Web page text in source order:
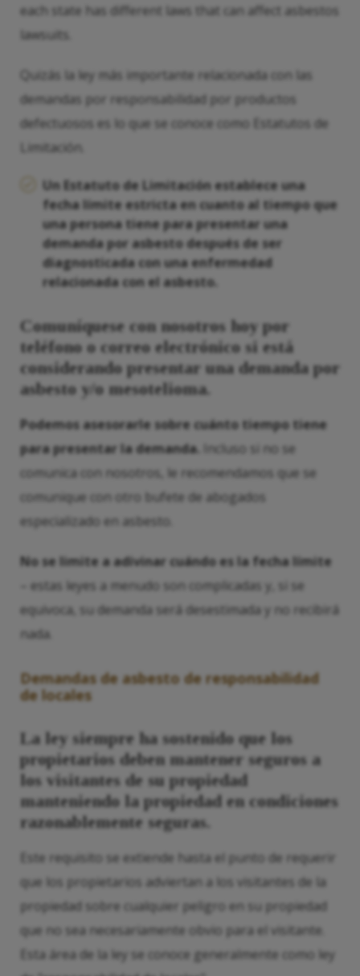
each state has different laws that can affect asbestos
lawsuits.
Quizás la ley más importante relacionada con las
demandas por responsabilidad por productos
defectuosos es lo que se conoce como Estatutos de
Limitación.
Un Estatuto de Limitación establece una
fecha límite estricta en cuanto al tiempo que
una persona tiene para presentar una
demanda por asbesto después de ser
diagnosticada con una enfermedad
relacionada con el asbesto.
Comuníquese con nosotros hoy por
teléfono o correo electrónico si está
considerando presentar una demanda por
asbesto y/o mesotelioma.
Podemos asesorarle sobre cuánto tiempo tiene
para presentar la demanda.
Incluso si no se
comunica con nosotros, le recomendamos que se
comunique con otro bufete de abogados
especializado en asbesto.
No se limite a adivinar cuándo es la fecha límite
– estas leyes a menudo son complicadas y, si se
equivoca, su demanda será desestimada y no recibirá
nada.
Demandas de asbesto de responsabilidad
de locales
La ley siempre ha sostenido que los
propietarios deben mantener seguros a
los visitantes de su propiedad
manteniendo la propiedad en condiciones
razonablemente seguras.
Este requisito se extiende hasta el punto de requerir
que los propietarios adviertan a los visitantes de la
propiedad sobre cualquier peligro en su propiedad
que no sea necesariamente obvio para el visitante.
Esta área de la ley se conoce generalmente como ley